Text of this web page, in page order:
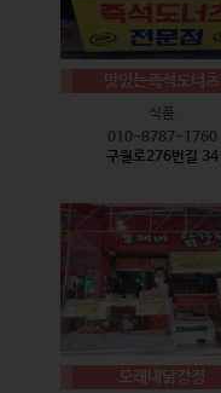
맛있는즉석도너츠
식품
010-8787-1760
구월로276번길 34
모래내닭강정